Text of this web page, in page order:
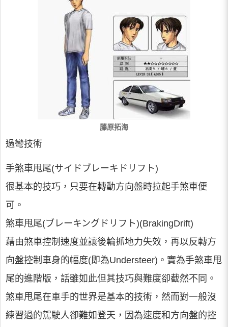
藤原拓海
過彎技術
手煞車甩尾(サイドブレーキドリフト)
很基本的技巧，只要在轉動方向盤時拉起手煞車便
可。
煞車甩尾(ブレーキングドリフト)(BrakingDrift)
藉由煞車控制速度並讓後輪抓地力失效，再以反轉方
向盤控制車身的幅度(即為Understeer)。實為手煞車甩
尾的進階版，話雖如此但其技巧與難度卻截然不同。
煞車甩尾在車手的世界是基本的技術，然而對一般沒
練習過的駕駛人卻難如登天，因為速度和方向盤的控